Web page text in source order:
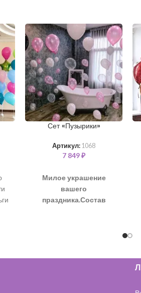
Сет «Пузырики»
Артикул: 1068
7 849₽
Милое украшение
вашего
праздника.Состав